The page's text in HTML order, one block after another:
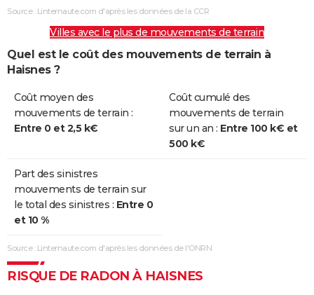
Source : Linternaute.com d'après les données de la CCR
Villes avec le plus de mouvements de terrain
Quel est le coût des mouvements de terrain à
Haisnes ?
Coût moyen des
mouvements de terrain :
Entre 0 et 2,5 k€
Coût cumulé des
mouvements de terrain
sur un an : Entre 100 k€ et
500 k€
Part des sinistres
mouvements de terrain sur
le total des sinistres : Entre 0
et 10 %
Source : Linternaute.com d'après les données de l'ONRN
RISQUE DE RADON À HAISNES